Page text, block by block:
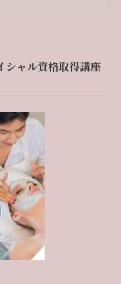
シャル資格取得講座